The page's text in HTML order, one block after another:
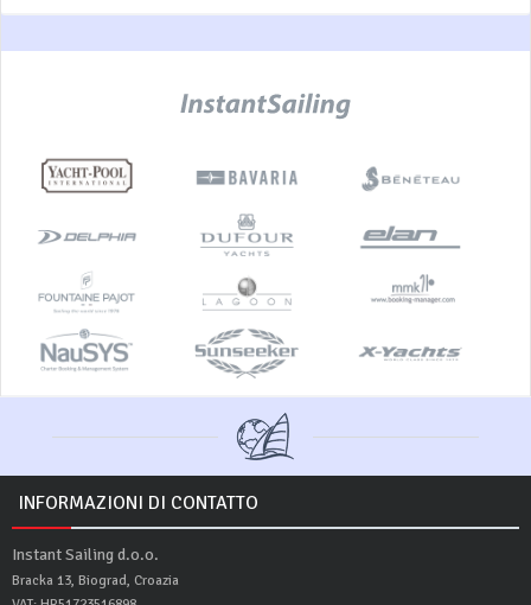
INFORMAZIONI DI CONTATTO
Instant Sailing d.o.o.
Bracka 13, Biograd, Croazia